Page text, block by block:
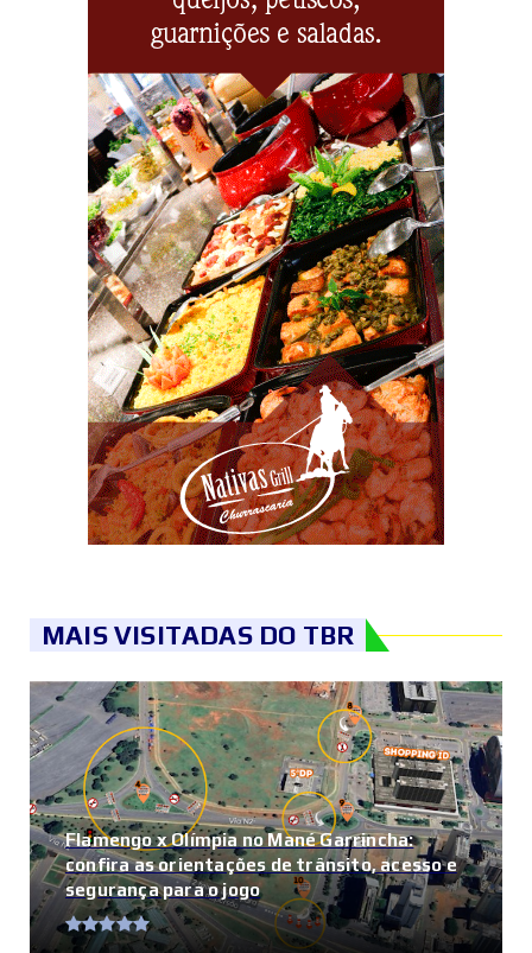
MAIS VISITADAS DO TBR
Flamengo x Olímpia no Mané Garrincha:
confira as orientações de trânsito, acesso e
segurança para o jogo